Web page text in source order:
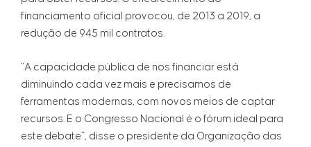
financiamento oficial provocou, de 2013 a 2019, a
redução de 945 mil contratos.
“A capacidade pública de nos financiar está
diminuindo cada vez mais e precisamos de
ferramentas modernas, com novos meios de captar
recursos. E o Congresso Nacional é o fórum ideal para
este debate”, disse o presidente da Organização das